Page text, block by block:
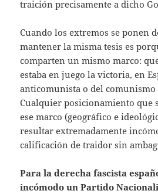
traición precisamente a dicho
Cuando los extremos se ponen
mantener la misma tesis es
comparten un mismo marco:
estaba en juego la victoria, en
anticomunista o del comunismo
Cualquier posicionamiento que
ese marco (geográfico e
resultar extremadamente
calificación de traidor sin
Para la derecha fascista
incómodo un Partido